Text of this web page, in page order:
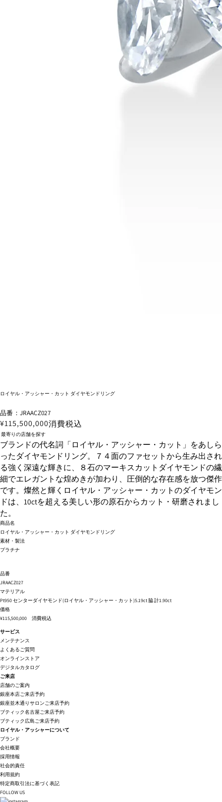
ロイヤル・アッシャー・カット ダイヤモンドリング
品番：JRAACZ027
¥115,500,000消費税込
最寄りの店舗を探す
ブランドの代名詞「ロイヤル・アッシャー・カット」をあしら
ったダイヤモンドリング。７４面のファセットから生み出され
る強く深遠な輝きに、８石のマーキスカットダイヤモンドの繊
細でエレガントな煌めきが加わり、圧倒的な存在感を放つ傑作
です。燦然と輝くロイヤル・アッシャー・カットのダイヤモン
ドは、10ctを超える美しい形の原石からカット・研磨されまし
た。
商品名
ロイヤル・アッシャー・カット ダイヤモンドリング
素材・製法
プラチナ
品番
JRAACZ027
マテリアル
Pt950 センターダイヤモンド(ロイヤル・アッシャー・カット)5.19ct 脇 計1.90ct
価格
¥115,500,000 消費税込
サービス
メンテナンス
よくあるご質問
オンラインストア
デジタルカタログ
ご来店
店舗のご案内
銀座本店ご来店予約
銀座並木通りサロンご来店予約
ブティック名古屋ご来店予約
ブティック広島ご来店予約
ロイヤル・アッシャーについて
ブランド
会社概要
採用情報
社会的責任
利用規約
特定商取引法に基づく表記
FOLLOW US